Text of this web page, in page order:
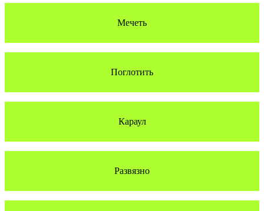
Мечеть
Поглотить
Караул
Развязно